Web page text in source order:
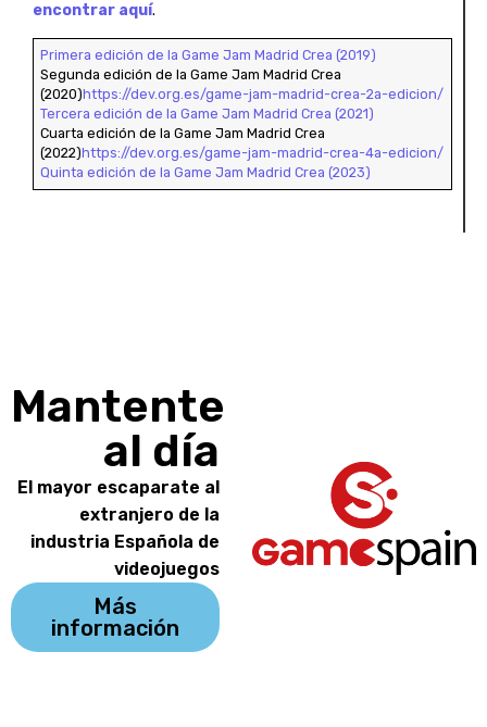
encontrar aquí.
Primera edición de la Game Jam Madrid Crea (2019)
Segunda edición de la Game Jam Madrid Crea
(2020)https://dev.org.es/game-jam-madrid-crea-2a-edicion/
Tercera edición de la Game Jam Madrid Crea (2021)
Cuarta edición de la Game Jam Madrid Crea
(2022)https://dev.org.es/game-jam-madrid-crea-4a-edicion/
Quinta edición de la Game Jam Madrid Crea (2023)
Mantente
al día
El mayor escaparate al
extranjero de la
industria Española de
videojuegos
Más
información